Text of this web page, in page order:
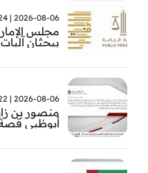
2026-08-06 | 12:24
مجلس
يبحثان
2026-08-06 | 12:22
أبوظبي قصة